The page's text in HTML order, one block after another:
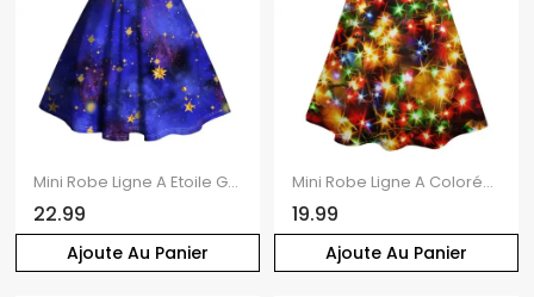
Ajoute Au Panier
Mini Robe Ligne A Etoile Galaxie Panneau en Fausse Fourrure à Volants
22.99
Ajoute Au Panier
Mini Robe Ligne A Colorée Etoile Imprimée à Bretelle Fine
19.99